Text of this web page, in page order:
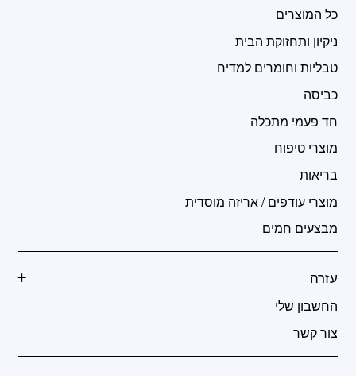
כל המוצרים
ניקיון ותחזוקת הבית
טבליות וחומרים למדיח
כביסה
חד פעמי מתכלה
מוצרי טיפוח
בריאות
מוצרי עודפים / אריזה מוסדית
מבצעים חמים
עזרה
החשבון שלי
צור קשר